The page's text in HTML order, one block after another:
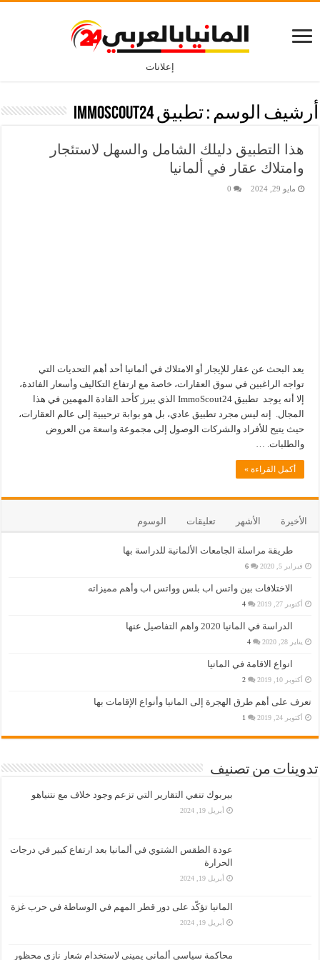
إعلانات
أرشيف الوسم :تطبيق ImmoScout24
هذا التطبيق دليلك الشامل والسهل لاستئجار
وامتلاك عقار في ألمانيا
مايو 29, 2024 0
يعد البحث عن عقار للإيجار أو الامتلاك في ألمانيا أحد أهم التحديات التي
تواجه الراغبين في سوق العقارات، خاصة مع ارتفاع التكاليف وأسعار الفائدة،
إلا أنه يوجد تطبيق ImmoScout24 الذي يبرز كأحد القادة المهمين في هذا
المجال. إنه ليس مجرد تطبيق عادي، بل هو بوابة ترحيبية إلى عالم العقارات،
حيث يتيح للأفراد والشركات الوصول إلى مجموعة واسعة من العروض
والطلبات. …
أكمل القراءة »
الأخيرة الأشهر تعليقات الوسوم
طريقة مراسلة الجامعات الألمانية للدراسة بها
فبراير 5, 2020 6
الاختلافات بين واتس اب بلس وواتس اب وأهم مميزاته
أكتوبر 27, 2019 4
الدراسة في المانيا 2020 واهم التفاصيل عنها
يناير 28, 2020 4
انواع الاقامة في المانيا
أكتوبر 10, 2019 2
تعرف على أهم طرق الهجرة إلى المانيا وأنواع الإقامات بها
أكتوبر 24, 2019 1
تدوينات من تصنيف
بيربوك تنفي التقارير التي تزعم وجود خلاف مع نتنياهو
أبريل 19, 2024
عودة الطقس الشتوي في ألمانيا بعد ارتفاع كبير في درجات
الحرارة
أبريل 19, 2024
المانيا تؤكّد على دور قطر المهم في الوساطة في حرب غزة
أبريل 19, 2024
محاكمة سياسي ألماني يميني لاستخدام شعار نازي محظور